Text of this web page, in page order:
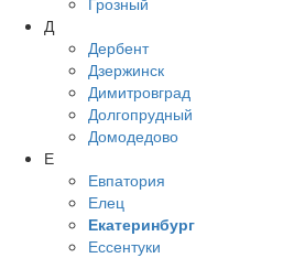
Д
Дербент
Дзержинск
Димитровград
Долгопрудный
Домодедово
Е
Евпатория
Елец
Екатеринбург
Ессентуки